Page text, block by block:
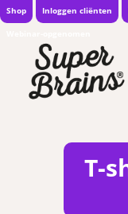
Shop Inloggen cliënten
T-